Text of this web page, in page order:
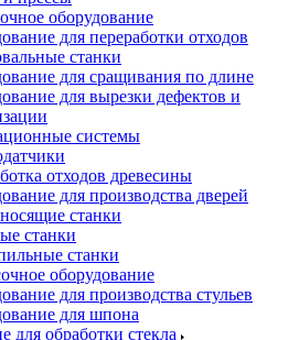
оборудование
для переработки отходов
станки
для сращивания по длине
для вырезки дефектов и
системы
отходов древесины
для производства дверей
станки
станки
станки
оборудование
для производства стульев
для шпона
для обработки стекла